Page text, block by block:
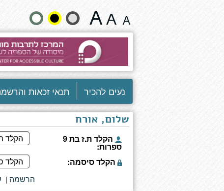
סרט
שנה
גודל
וצבעים:
נעים להכיר תנאי זכאות
שלום, אורח
הקלד ת.ז בת 9
ספרות:
הקלד סיסמה:
| הרשמה